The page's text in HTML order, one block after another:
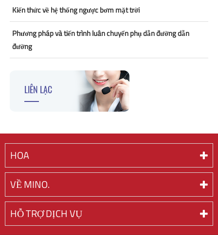
Kiến thức về hệ thống ngược bơm mặt trời
Phương pháp và tiến trình luân chuyển phụ dẫn đường dẫn
đường
LIÊN LẠC
HOA
VỀ MINO.
HỖ TRỢ DỊCH VỤ